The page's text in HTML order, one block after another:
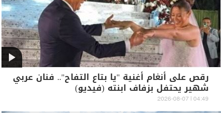
رقص على أنغام أغنية "يا بتاع التفاح".. فنان عربي
شهير يحتفل بزفاف ابنته (فيديو)
04:49 | 2026-08-07